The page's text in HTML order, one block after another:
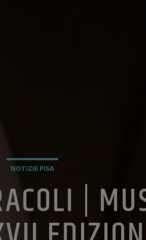
NOTIZIE PISA
|